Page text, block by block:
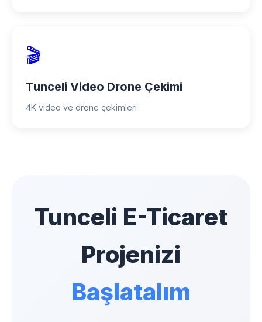
🎬
Tunceli Video Drone Çekimi
4K video ve drone çekimleri
Tunceli E-Ticaret
Projenizi
Başlatalım